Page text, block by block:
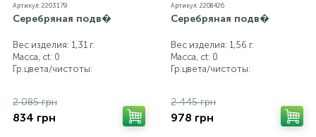
Артикул: 2203179
Серебряная подв�
Вес изделия: 1,31 г.
Масса, ct: 0
Гр.цвета/чистоты:
2 085 грн
834 грн
Артикул: 2208426
Серебряная подв�
Вес изделия: 1,56 г.
Масса, ct: 0
Гр.цвета/чистоты:
2 445 грн
978 грн